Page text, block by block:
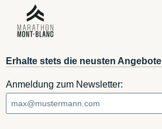
Erhalte stets die neusten Angebote
Anmeldung zum Newsletter: